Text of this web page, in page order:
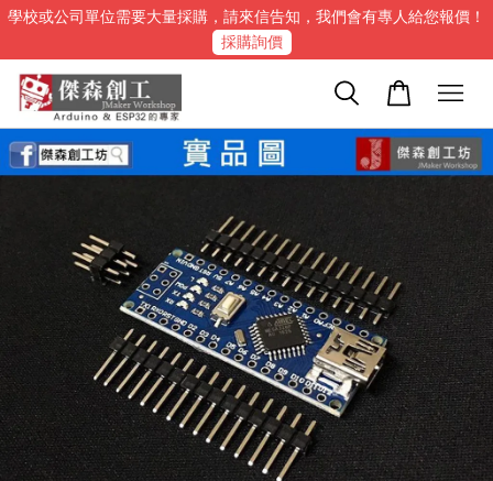
學校或公司單位需要大量採購，請來信告知，我們會有專人給您報價！
採購詢價